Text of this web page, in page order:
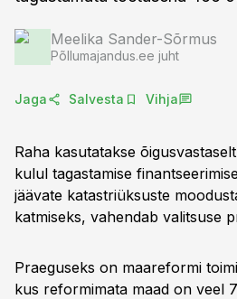
Meelika Sander-Sõrmus
Põllumajandus.ee juht
Jaga Salvesta Vihja
Raha kasutatakse
kulul tagastamise
jäävate katastriüksuste
katmiseks, vahendab valitsuse
Praeguseks on maareformi
kus reformimata maad on veel